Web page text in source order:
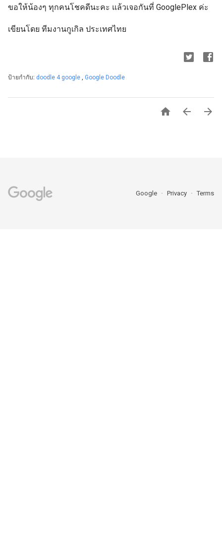
ขอให้น้องๆ ทุกคนโชคดีนะคะ แล้วเจอกันที่ GooglePlex ค่ะ
เขียนโดย ทีมงานกูเกิล ประเทศไทย
ป้ายกำกับ: doodle 4 google , Google Doodle
  
Google Privacy Terms